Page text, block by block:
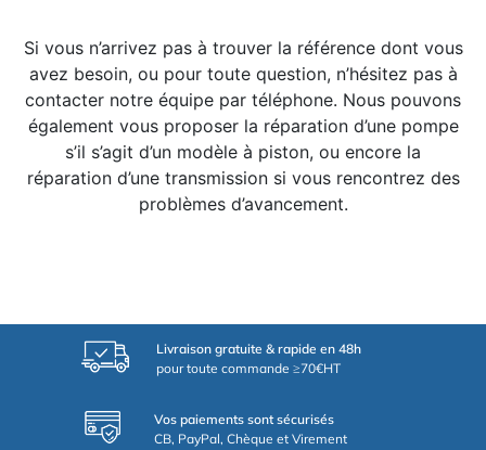
Si vous n’arrivez pas à trouver la référence dont vous
avez besoin, ou pour toute question, n’hésitez pas à
contacter notre équipe par téléphone. Nous pouvons
également vous proposer la réparation d’une pompe
s’il s’agit d’un modèle à piston, ou encore la
réparation d’une transmission si vous rencontrez des
problèmes d’avancement.
Livraison gratuite & rapide en 48h
pour toute commande ≥70€HT
Vos paiements sont sécurisés
CB, PayPal, Chèque et Virement